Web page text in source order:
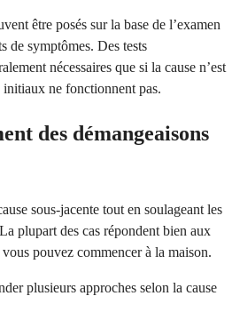
être posés sur la base de l’examen
de symptômes. Des tests
nécessaires que si la cause n’est
initiaux ne fonctionnent pas.
des démangeaisons
sous-jacente tout en soulageant les
plupart des cas répondent bien aux
pouvez commencer à la maison.
plusieurs approches selon la cause